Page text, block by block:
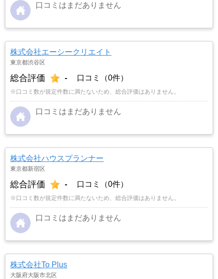
口コミはまだありません
株式会社エーシークリエイト
東京都渋谷区
総合評価 - 口コミ（0件）
※口コミ数が規定件数に満たないため、総合評価はありません。
口コミはまだありません
株式会社ハウスプランナー
東京都新宿区
総合評価 - 口コミ（0件）
※口コミ数が規定件数に満たないため、総合評価はありません。
口コミはまだありません
株式会社To Plus
大阪府大阪市北区